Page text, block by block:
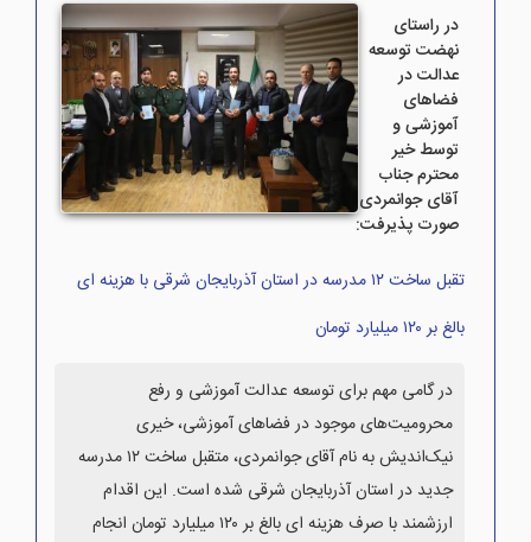
در راستای
نهضت توسعه
عدالت در
فضاهای
آموزشی و
توسط خیر
محترم جناب
آقای جوانمردی
صورت پذیرفت:
تقبل ساخت ۱۲ مدرسه در استان آذربایجان شرقی با هزینه ای
بالغ بر ۱۲۰ میلیارد تومان
در گامی مهم برای توسعه عدالت آموزشی و رفع
محرومیت‌های موجود در فضاهای آموزشی، خیری
نیک‌اندیش به نام آقای جوانمردی، متقبل ساخت ۱۲ مدرسه
جدید در استان آذربایجان شرقی شده است. این اقدام
ارزشمند با صرف هزینه ای بالغ بر ۱۲۰ میلیارد تومان انجام